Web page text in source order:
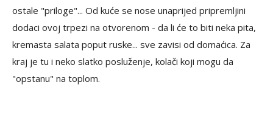
ostale "priloge"... Od kuće se nose unaprijed pripremljini
dodaci ovoj trpezi na otvorenom - da li će to biti neka pita,
kremasta salata poput ruske... sve zavisi od domaćica. Za
kraj je tu i neko slatko posluženje, kolači koji mogu da
"opstanu" na toplom.